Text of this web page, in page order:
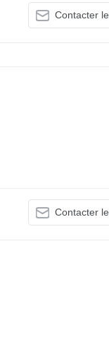
Contacter
Contacter